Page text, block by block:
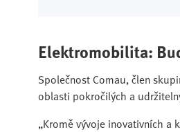
Elektromobilita:
Společnost Comau, člen
oblasti pokročilých a
„Kromě vývoje inovativních